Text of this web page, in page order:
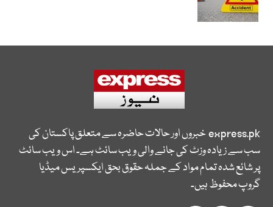
express.pkخبروں اور حالات حاضرہ سے متعلق پاکستان کی
سب سے زیادہ وزٹ کی جانے والی ویب سائٹ ہے۔ اس ویب سائٹ
پر شائع شدہ تمام مواد کے جملہ حقوق بحق ایکسپریس میڈیا
گروپ محفوظ ہیں۔